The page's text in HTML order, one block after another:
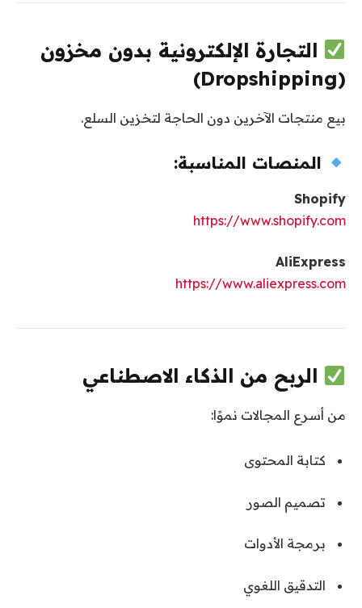
التجارة الإلكترونية بدون مخزون
(Dropshipping)
بيع منتجات الآخرين دون الحاجة لتخزين السلع.
المنصات المناسبة:
Shopify
https://www.shopify.com
AliExpress
https://www.aliexpress.com
الربح من الذكاء الاصطناعي
من أسرع المجالات نموًا:
كتابة المحتوى
تصميم الصور
برمجة الأدوات
التدقيق اللغوي